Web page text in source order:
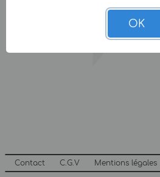
Contact C.G.V Mentions légales
OK